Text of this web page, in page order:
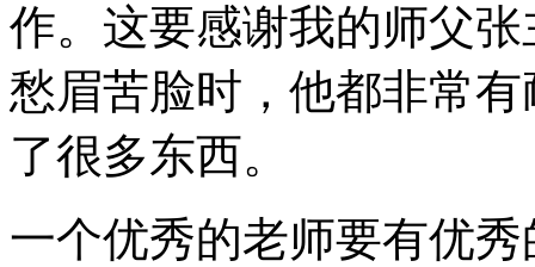
作。这要感谢我的师父
愁眉苦脸时，他都非常
了很多东西。
一个优秀的老师要有优